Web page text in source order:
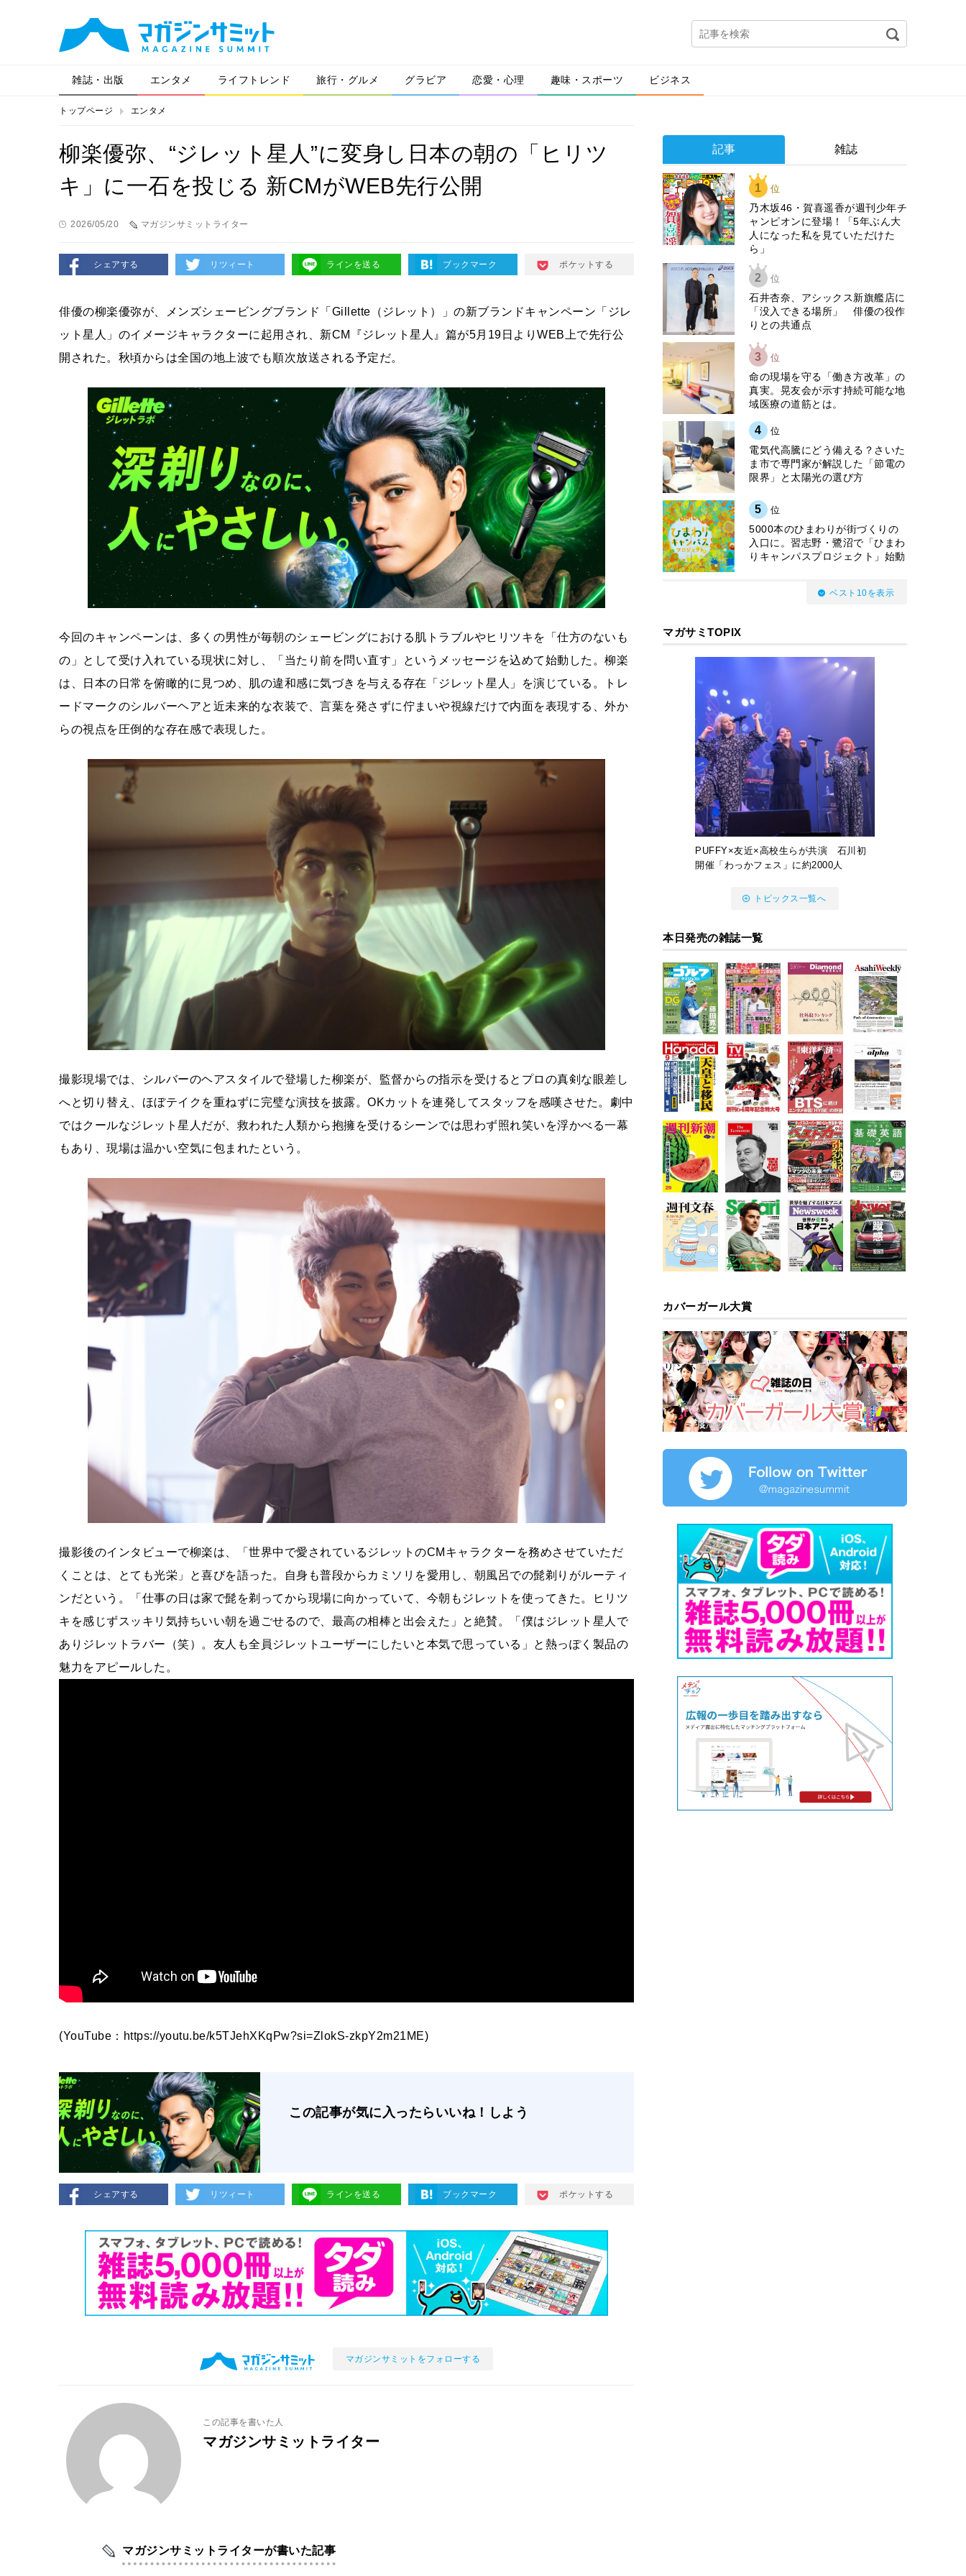
雑誌・出版 エンタメ ライフトレンド 旅行・グルメ グラビア 恋愛・心理 趣味・スポーツ ビジネス
トップページ エンタメ
柳楽優弥、“ジレット星人”に変身し日本の朝の「ヒリツ
キ」に一石を投じる 新CMがWEB先行公開
2026/05/20 マガジンサミットライター
シェアする リツィート ラインを送る ブックマーク ポケットする
俳優の柳楽優弥が、メンズシェービングブランド「Gillette（ジレット）」の新ブランドキャンペーン「ジレ
ット星人」のイメージキャラクターに起用され、新CM『ジレット星人』篇が5月19日よりWEB上で先行公
開された。秋頃からは全国の地上波でも順次放送される予定だ。
今回のキャンペーンは、多くの男性が毎朝のシェービングにおける肌トラブルやヒリツキを「仕方のないも
の」として受け入れている現状に対し、「当たり前を問い直す」というメッセージを込めて始動した。柳楽
は、日本の日常を俯瞰的に見つめ、肌の違和感に気づきを与える存在「ジレット星人」を演じている。トレ
ードマークのシルバーヘアと近未来的な衣装で、言葉を発さずに佇まいや視線だけで内面を表現する、外か
らの視点を圧倒的な存在感で表現した。
撮影現場では、シルバーのヘアスタイルで登場した柳楽が、監督からの指示を受けるとプロの真剣な眼差し
へと切り替え、ほぼテイクを重ねずに完璧な演技を披露。OKカットを連発してスタッフを感嘆させた。劇中
ではクールなジレット星人だが、救われた人類から抱擁を受けるシーンでは思わず照れ笑いを浮かべる一幕
もあり、現場は温かい空気に包まれたという。
撮影後のインタビューで柳楽は、「世界中で愛されているジレットのCMキャラクターを務めさせていただ
くことは、とても光栄」と喜びを語った。自身も普段からカミソリを愛用し、朝風呂での髭剃りがルーティ
ンだという。「仕事の日は家で髭を剃ってから現場に向かっていて、今朝もジレットを使ってきた。ヒリツ
キを感じずスッキリ気持ちいい朝を過ごせるので、最高の相棒と出会えた」と絶賛。「僕はジレット星人で
ありジレットラバー（笑）。友人も全員ジレットユーザーにしたいと本気で思っている」と熱っぽく製品の
魅力をアピールした。
(YouTube：https://youtu.be/k5TJehXKqPw?si=ZlokS-zkpY2m21ME)
この記事が気に入ったらいいね！しよう
シェアする リツィート ラインを送る ブックマーク ポケットする
マガジンサミットをフォローする
この記事を書いた人
マガジンサミットライター
マガジンサミットライターが書いた記事
記事 雑誌
1 位
乃木坂46・賀喜遥香が週刊少年チ
ャンピオンに登場！「5年ぶん大
人になった私を見ていただけた
ら」
2 位
石井杏奈、アシックス新旗艦店に
「没入できる場所」 俳優の役作
りとの共通点
3 位
​命の現場を守る「働き方改革」の
真実。晃友会が示す持続可能な地
域医療の道筋とは。
4 位
電気代高騰にどう備える？さいた
ま市で専門家が解説した「節電の
限界」と太陽光の選び方
5 位
5000本のひまわりが街づくりの
入口に。習志野・鷺沼で「ひまわ
りキャンパスプロジェクト」始動
ベスト10を表示
マガサミTOPIX
PUFFY×友近×高校生らが共演 石川初
開催「わっかフェス」に約2000人
トピックス一覧へ
本日発売の雑誌一覧
カバーガール大賞